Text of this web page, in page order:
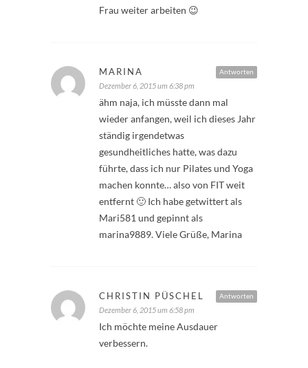
Frau weiter arbeiten 😉
Antworten
MARINA
Dezember 6, 2015 um 6:38 pm
ähm naja, ich müsste dann mal
wieder anfangen, weil ich dieses Jahr
ständig irgendetwas
gesundheitliches hatte, was dazu
führte, dass ich nur Pilates und Yoga
machen konnte… also von FIT weit
entfernt 🙂 Ich habe getwittert als
Mari581 und gepinnt als
marina9889. Viele Grüße, Marina
Antworten
CHRISTIN PÜSCHEL
Dezember 6, 2015 um 6:58 pm
Ich möchte meine Ausdauer
verbessern.